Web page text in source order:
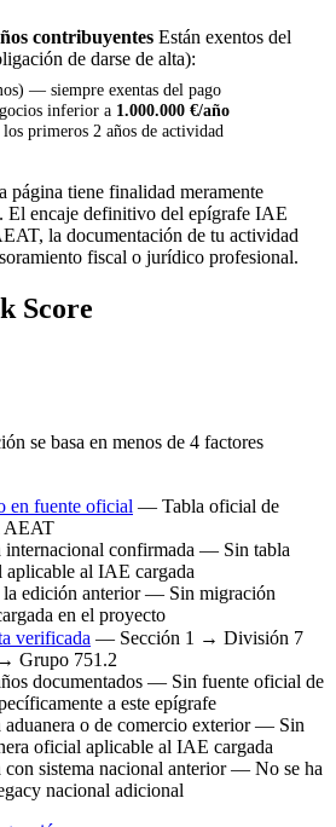
contribuyentes Están exentos del
de darse de alta):
— siempre exentas del pago
inferior a 1.000.000 €/año
los primeros 2 años de actividad
página tiene finalidad meramente
El encaje definitivo del epígrafe IAE
la documentación de tu actividad
fiscal o jurídico profesional.
Score
se basa en menos de 4 factores
en fuente oficial — Tabla oficial de
AEAT
internacional confirmada — Sin tabla
al IAE cargada
edición anterior— Sin migración
en el proyecto
verificada — Sección 1 → División 7
Grupo 751.2
documentados — Sin fuente oficial de
a este epígrafe
aduanera o de comercio exterior— Sin
oficial aplicable al IAE cargada
sistema nacional anterior— No se ha
nacional adicional